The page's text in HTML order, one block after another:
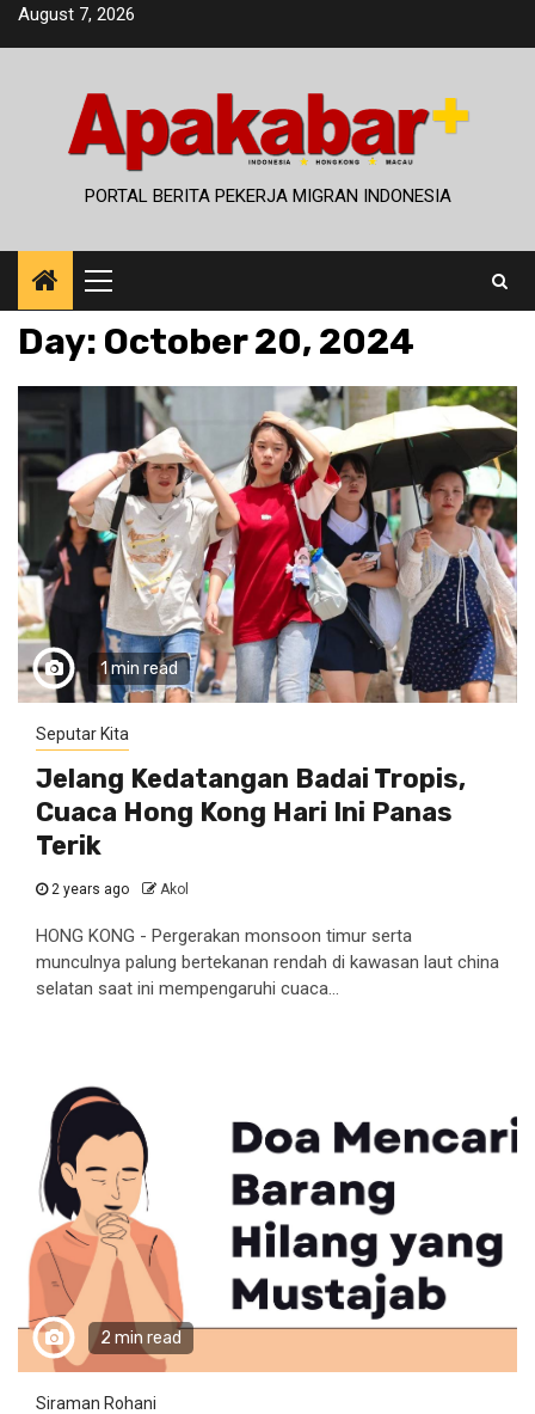
SkipAugust 7, 2026
PORTAL BERITA PEKERJA MIGRAN INDONESIA
Primary
Menu
Day: October 20, 2024
1 min read
Seputar Kita
Jelang Kedatangan Badai Tropis,
Cuaca Hong Kong Hari Ini Panas
Terik
2 years ago Akol
HONG KONG - Pergerakan monsoon timur serta
munculnya palung bertekanan rendah di kawasan laut china
selatan saat ini mempengaruhi cuaca...
2 min read
Siraman Rohani